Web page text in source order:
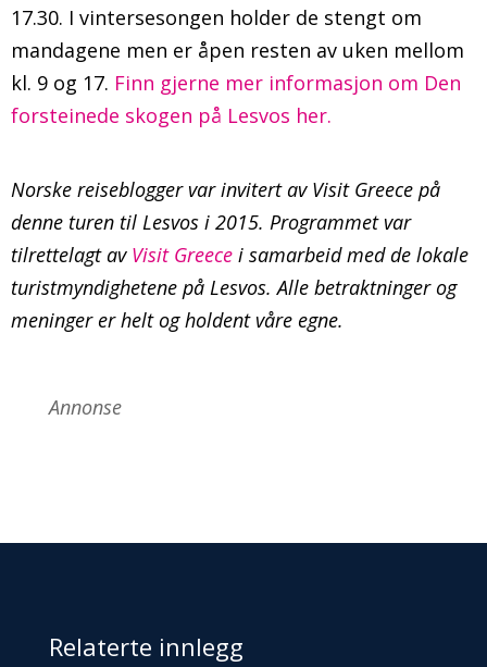
17.30. I vintersesongen holder de stengt om
mandagene men er åpen resten av uken mellom
kl. 9 og 17. Finn gjerne mer informasjon om Den
forsteinede skogen på Lesvos her.
Norske reiseblogger var invitert av Visit Greece på
denne turen til Lesvos i 2015. Programmet var
tilrettelagt av Visit Greece i samarbeid med de lokale
turistmyndighetene på Lesvos. Alle betraktninger og
meninger er helt og holdent våre egne.
Annonse
Relaterte innlegg